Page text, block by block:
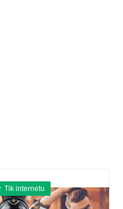
Tik internetu